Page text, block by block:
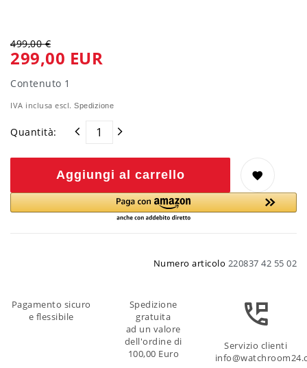
499,00 €
299,00 EUR
Contenuto 1
IVA inclusa escl. Spedizione
Quantità:
Aggiungi al carrello
Numero articolo 220837 42 55 02
Pagamento sicuro
e flessibile
Spedizione
gratuita
ad un valore
dell'ordine di
100,00 Euro
Servizio clienti